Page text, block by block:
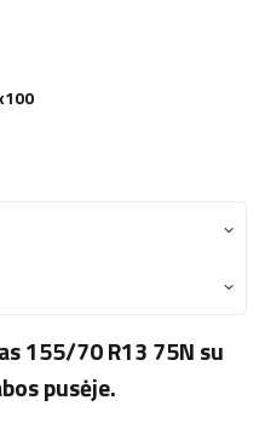
155/70 R13 75N su
pusėje.